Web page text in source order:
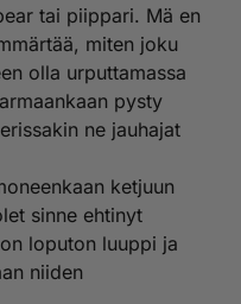
tai piippari. Mä en
miten joku
olla urputtamassa
pysty
ne jauhajat
ketjuun
sinne ehtinyt
loputon luuppi ja
niiden